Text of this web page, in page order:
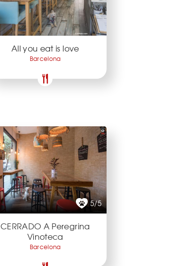
All you eat is love
Barcelona
5/5
CERRADO A Peregrina
Vinoteca
Barcelona